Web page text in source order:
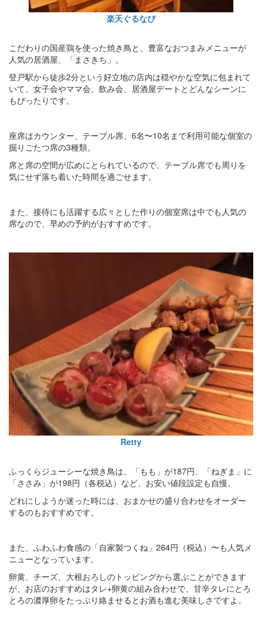
楽天ぐるなび
こだわりの国産鶏を使った焼き鳥と、豊富なおつまみメニューが
人気の居酒屋、「まさきち」。
登戸駅から徒歩2分という好立地の店内は穏やかな空気に包まれて
いて、女子会やママ会、飲み会、居酒屋デートとどんなシーンに
もぴったりです。
座席はカウンター、テーブル席、6名〜10名まで利用可能な個室の
掘りごたつ席の3種類。
席と席の空間が広めにとられているので、テーブル席でも周りを
気にせず落ち着いた時間を過ごせます。
また、接待にも活躍する広々とした作りの個室席は中でも人気の
席なので、早めの予約がおすすめです。
Retty
ふっくらジューシーな焼き鳥は、「もも」が187円、「ねぎま」に
「ささみ」が198円（各税込）など、お安い値段設定も自慢。
どれにしようか迷った時には、おまかせの盛り合わせをオーダー
するのもおすすめです。
また、ふわふわ食感の「自家製つくね」264円（税込）〜も人気メ
ニューとなっています。
卵黄、チーズ、大根おろしのトッピングから選ぶことができます
が、お店のおすすめはタレ+卵黄の組み合わせで、甘辛タレにとろ
とろの濃厚卵をたっぷり絡ませるとお酒も進む美味しさですよ。